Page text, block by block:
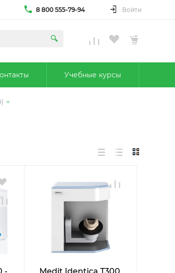
8 800 555-79-94 Войти
Учебные курсы